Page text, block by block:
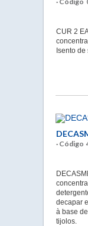
CUR 2
Isento de
· Código
decapar
à base
tijolos.